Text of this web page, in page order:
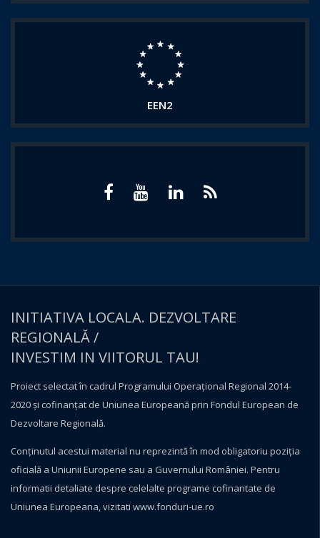
EEN2
INITIATIVA LOCALA. DEZVOLTARE
REGIONALĂ /
INVESTIM IN VIITORUL TAU!
Proiect selectat în cadrul Programului Operațional Regional 2014-
2020 și cofinanțat de Uniunea Europeană prin Fondul European de
Dezvoltare Regională.
Conţinutul acestui material nu reprezintă în mod obligatoriu poziţia
oficială a Uniunii Europene sau a Guvernului României. Pentru
informatii detaliate despre celelalte programe cofinantate de
Uniunea Europeana, vizitati www.fonduri-ue.ro